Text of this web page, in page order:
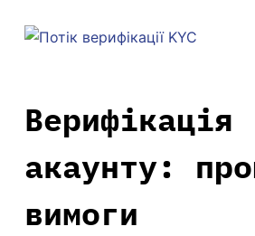
Верифікація
акаунту:
вимоги